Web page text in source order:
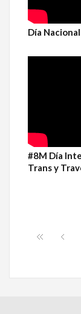
Día
#8M Día
Trans y